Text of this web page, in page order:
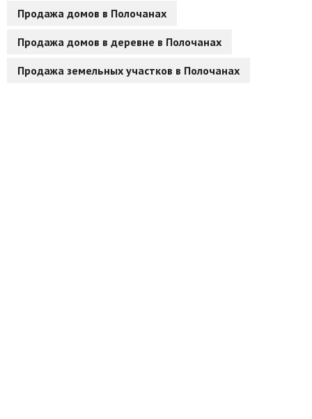
Продажа домов в Полочанах
Продажа домов в деревне в Полочанах
Продажа земельных участков в Полочанах